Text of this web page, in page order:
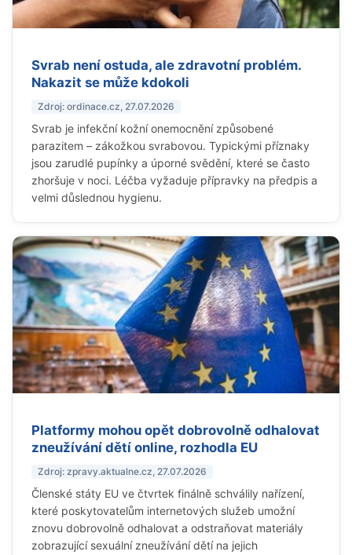
Svrab není ostuda, ale zdravotní problém.
Nakazit se může kdokoli
Zdroj: ordinace.cz, 27.07.2026
Svrab je infekční kožní onemocnění způsobené
parazitem – zákožkou svrabovou. Typickými příznaky
jsou zarudlé pupínky a úporné svědění, které se často
zhoršuje v noci. Léčba vyžaduje přípravky na předpis a
velmi důslednou hygienu.
Platformy mohou opět dobrovolně odhalovat
zneužívání dětí online, rozhodla EU
Zdroj: zpravy.aktualne.cz, 27.07.2026
Členské státy EU ve čtvrtek finálně schválily nařízení,
které poskytovatelům internetových služeb umožní
znovu dobrovolně odhalovat a odstraňovat materiály
zobrazující sexuální zneužívání dětí na jejich